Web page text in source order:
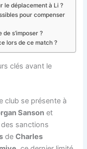
le déplacement à Li ?
pour compenser
s’imposer ?
lors de ce match ?
clés avant le
club se présente à
Sanson et
sanctions
deCharles